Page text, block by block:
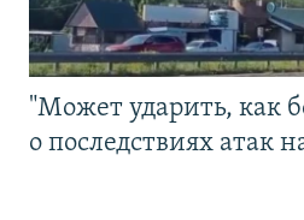
"Может ударить, как
о последствиях атак